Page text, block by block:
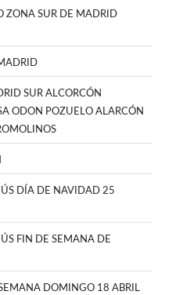
ZONA SUR DE MADRID
SUR ALCORCÓN
ODON POZUELO ALARCÓN
DÍA DE NAVIDAD 25
FIN DE SEMANA DE
DOMINGO 18 ABRIL